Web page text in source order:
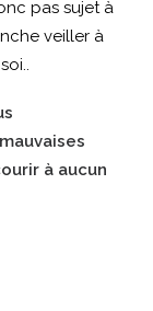
pas sujet à
veiller à
à aucun